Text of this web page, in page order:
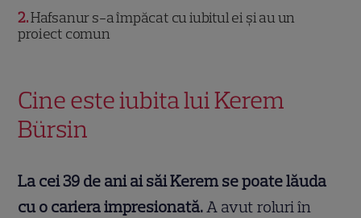
2 Hafsanur s-a împăcat cu iubitul ei și au un
proiect comun
Cine este iubita lui Kerem
Bürsin
La cei 39 de ani ai săi Kerem se poate lăuda
cu o cariera impresionată.A avut roluri în